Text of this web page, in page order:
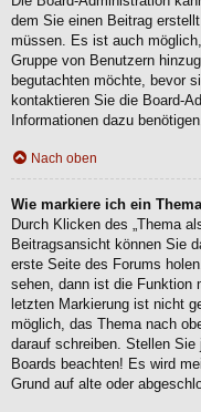
dem Sie einen Beitrag
müssen. Es ist auch
Gruppe von Benutzern
begutachten möchte, bevor
kontaktieren Sie die Board-
Informationen dazu
Nach oben
Wie markiere ich ein
Durch Klicken des „Thema
Beitragsansicht können Sie
erste Seite des Forums
sehen, dann ist die Funktion
letzten Markierung ist nicht
möglich, das Thema nach
darauf schreiben. Stellen
Boards beachten! Es wird
Grund auf alte oder